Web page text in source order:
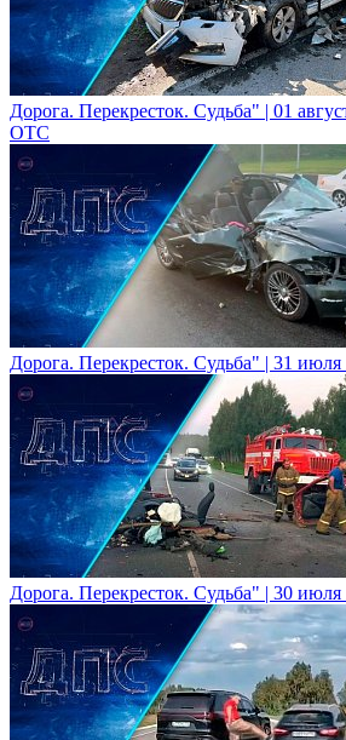
Дорога. Перекресток. Судьба" | 01
ОТС
Дорога. Перекресток. Судьба" | 31
Дорога. Перекресток. Судьба" | 30